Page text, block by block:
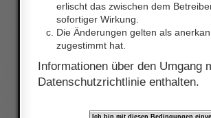
erlischt das zwischen dem
sofortiger Wirkung.
Die Änderungen gelten als
zugestimmt hat.
Informationen über den
Datenschutzrichtlinie enthalten.